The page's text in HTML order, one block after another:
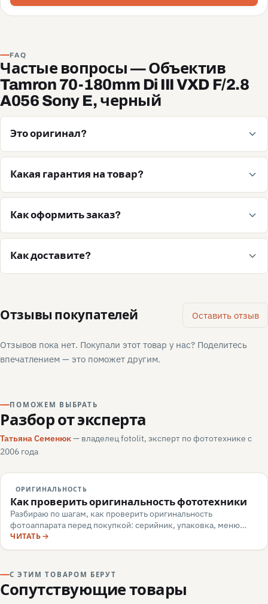
FAQ
Частые вопросы — Объектив
Tamron 70-180mm Di III VXD F/2.8
A056 Sony E, черный
Это оригинал?
Какая гарантия на товар?
Как оформить заказ?
Как доставите?
Отзывы покупателей Оставить отзыв
Отзывов пока нет. Покупали этот товар у нас? Поделитесь
впечатлением — это поможет другим.
ПОМОЖЕМ ВЫБРАТЬ
Разбор от эксперта
Татьяна Семенюк— владелец fotolit, эксперт по фототехнике с
2006 года
ОРИГИНАЛЬНОСТЬ
Как проверить оригинальность фототехники
Разбираю по шагам, как проверить оригинальность
фотоаппарата перед покупкой: серийник, упаковка, меню
камеры, маркировка, документы — и какие красные флаги
говорят о подделке или сером импорте.
ЧИТАТЬ
С ЭТИМ ТОВАРОМ БЕРУТ
Сопутствующие товары